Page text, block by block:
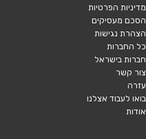
מדיניות הפרטיות
הסכם מעסיקים
הצהרת נגישות
כל החברות
חברות בישראל
צור קשר
עזרה
בואו לעבוד אצלנו
אודות